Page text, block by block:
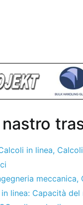
in linea,
meccanica,
linea: Capacità